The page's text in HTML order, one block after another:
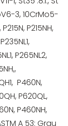
3, 10CrMo5-
P215NH,
P265NL2,
P460N,
P620QL,
P460NH,
A 53: Grau